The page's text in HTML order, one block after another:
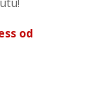
od